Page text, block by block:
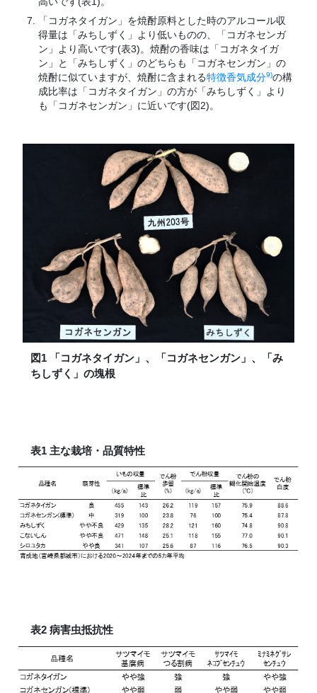
「コガネタイガン」を焼酎原料とした時のアルコール収
得量は「みちしずく」より低いものの、「コガネセンガ
ン」より高いです(表3)。焼酎の香味は「コガネタイガ
ン」と「みちしずく」のどちらも「コガネセンガン」の
焼酎に似ていますが、焼酎に含まれる特徴香気成分9)の構
成比率は「コガネタイガン」の方が「みちしずく」より
も「コガネセンガン」に近いです(図2)。
図1 「コガネタイガン」、「コガネセンガン」、「み
ちしずく」の塊根
表1 主な栽培・品質特性
表2 病害虫抵抗性